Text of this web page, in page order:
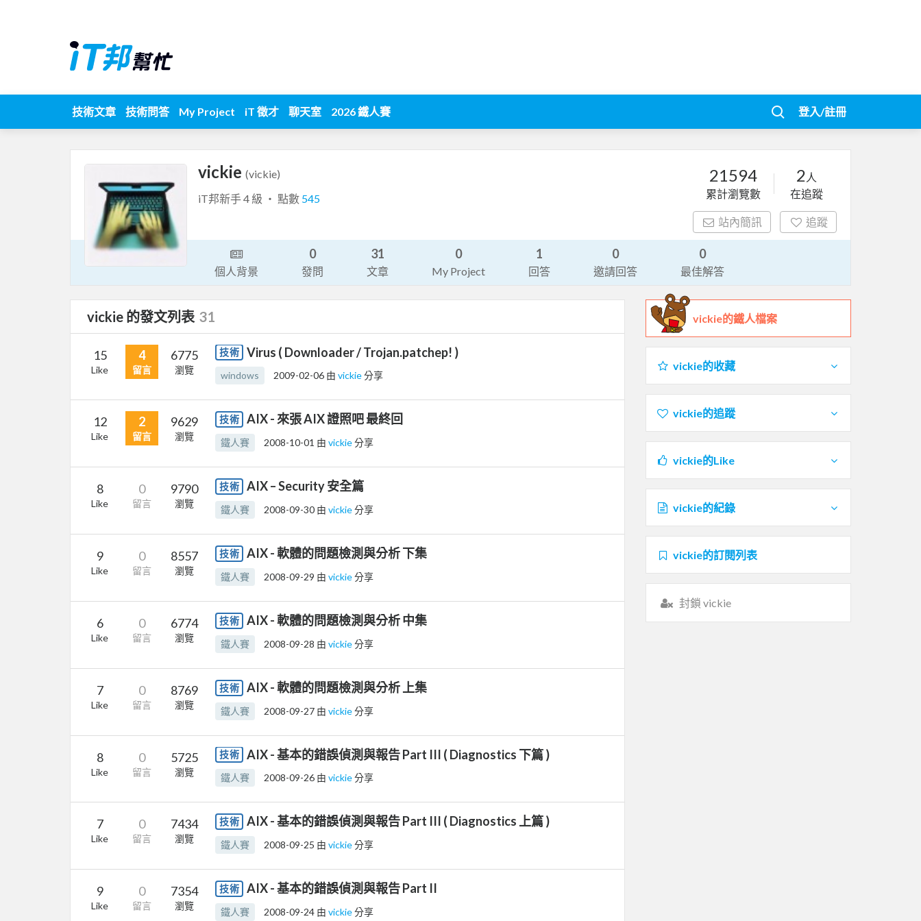
技術文章 技術問答 My Project iT 徵才 聊天室 2026 鐵人賽 登入/註冊
vickie (vickie)
iT邦新手 4 級 ‧ 點數 545
21594
累計瀏覽數
2 人
在追蹤
站內簡訊 追蹤
個人背景
0
發問
31
文章
0
My Project
1
回答
0
邀請回答
0
最佳解答
vickie 的發文列表 31
15
Like
4
留言
6775
瀏覽
技術 Virus ( Downloader / Trojan.patchep! )
windows 2009-02-06 由 vickie分享
12
Like
2
留言
9629
瀏覽
技術 AIX - 來張 AIX 證照吧 最終回
鐵人賽 2008-10-01 由 vickie分享
8
Like
0
留言
9790
瀏覽
技術 AIX – Security 安全篇
鐵人賽 2008-09-30 由 vickie分享
9
Like
0
留言
8557
瀏覽
技術 AIX - 軟體的問題檢測與分析 下集
鐵人賽 2008-09-29 由 vickie分享
6
Like
0
留言
6774
瀏覽
技術 AIX - 軟體的問題檢測與分析 中集
鐵人賽 2008-09-28 由 vickie分享
7
Like
0
留言
8769
瀏覽
技術 AIX - 軟體的問題檢測與分析 上集
鐵人賽 2008-09-27 由 vickie分享
8
Like
0
留言
5725
瀏覽
技術 AIX - 基本的錯誤偵測與報告 Part III ( Diagnostics 下篇 )
鐵人賽 2008-09-26 由 vickie分享
7
Like
0
留言
7434
瀏覽
技術 AIX - 基本的錯誤偵測與報告 Part III ( Diagnostics 上篇 )
鐵人賽 2008-09-25 由 vickie分享
9
Like
0
留言
7354
瀏覽
技術 AIX - 基本的錯誤偵測與報告 Part II
鐵人賽 2008-09-24 由 vickie分享
vickie的鐵人檔案
vickie的收藏
vickie的追蹤
vickie的Like
vickie的紀錄
vickie的訂閱列表
封鎖 vickie